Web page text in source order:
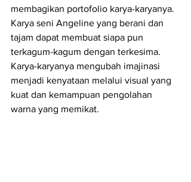
membagikan portofolio karya-karyanya.
Karya seni Angeline yang berani dan
tajam dapat membuat siapa pun
terkagum-kagum dengan terkesima.
Karya-karyanya mengubah imajinasi
menjadi kenyataan melalui visual yang
kuat dan kemampuan pengolahan
warna yang memikat.